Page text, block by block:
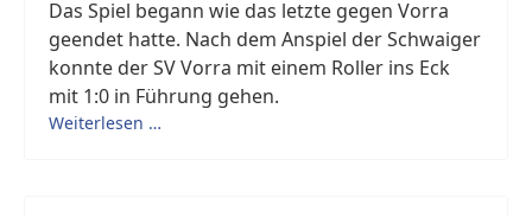
Das Spiel begann wie das letzte gegen Vorra
geendet hatte. Nach dem Anspiel der Schwaiger
konnte der SV Vorra mit einem Roller ins Eck
mit 1:0 in Führung gehen.
Weiterlesen …